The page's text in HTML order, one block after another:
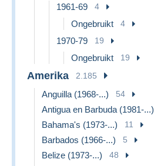
1961-69 4
Ongebruikt 4
1970-79 19
Ongebruikt 19
Amerika 2.185
Anguilla (1968-...) 54
Antigua en Barbuda (1981-...)
Bahama's (1973-...) 11
Barbados (1966-...) 5
Belize (1973-...) 48